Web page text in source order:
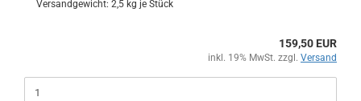
Versandgewicht: 2,5 kg je Stück
159,50 EUR
inkl. 19% MwSt. zzgl. Versand